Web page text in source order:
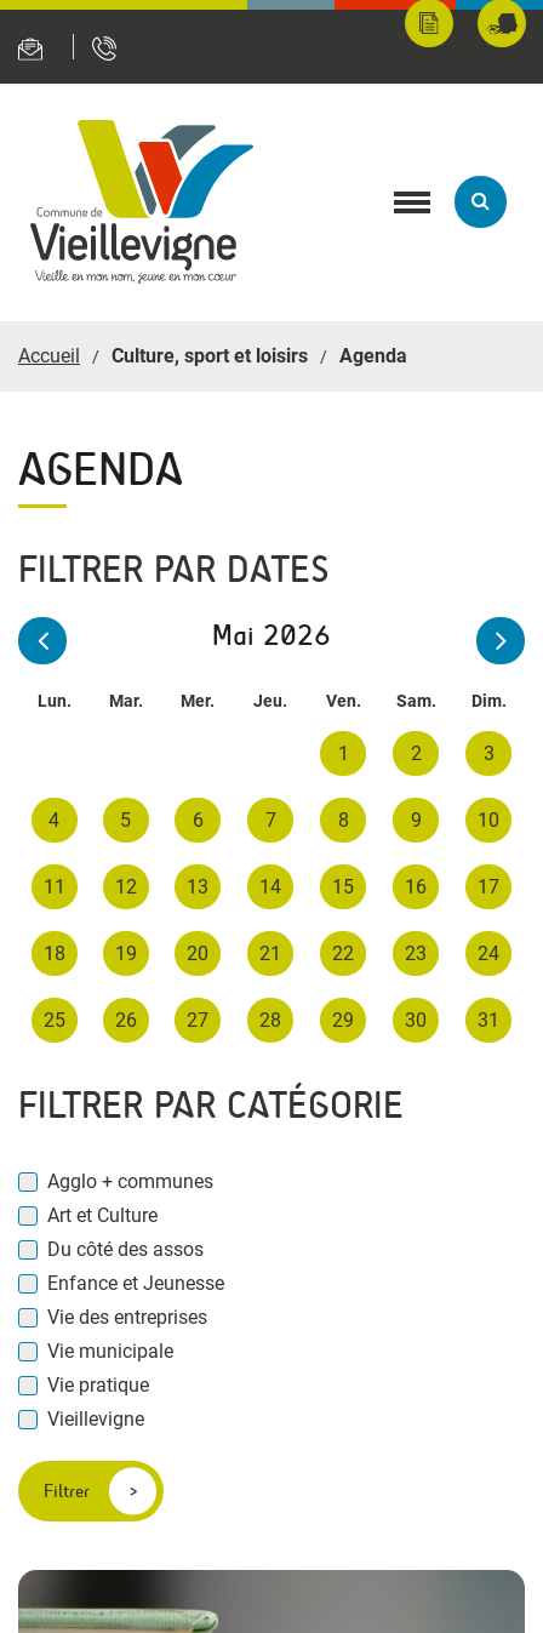
Mes
démarches
Toggle
Accueil Culture, sport et loisirs Agenda
AGENDA
FILTRER PAR DATES
Mai 2026
Lun. Mar. Mer. Jeu. Ven. Sam. Dim.
1 2 3
4 5 6 7 8 9 10
11 12 13 14 15 16 17
18 19 20 21 22 23 24
25 26 27 28 29 30 31
FILTRER PAR CATÉGORIE
Agglo + communes
Art et Culture
Du côté des assos
Enfance et Jeunesse
Vie des entreprises
Vie municipale
Vie pratique
Vieillevigne
Filtrer
Panneau de gestion des cookies